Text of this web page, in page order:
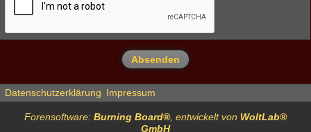
Datenschutzerklärung Impressum
Forensoftware: Burning Board®, entwickelt von WoltLab®
GmbH